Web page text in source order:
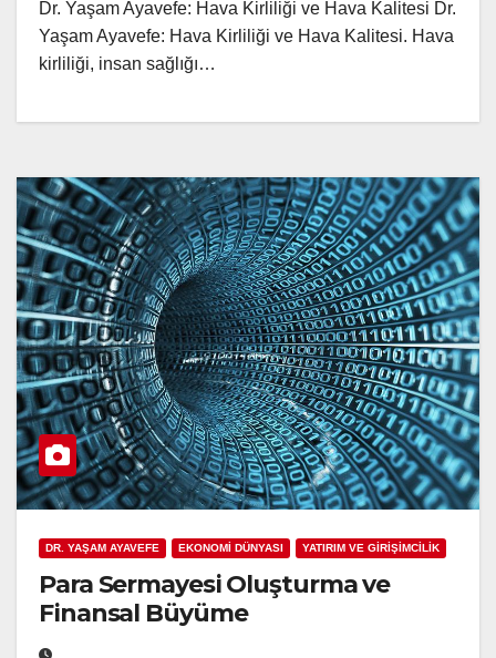
Dr. Yaşam Ayavefe: Hava Kirliliği ve Hava Kalitesi Dr.
Yaşam Ayavefe: Hava Kirliliği ve Hava Kalitesi. Hava
kirliliği, insan sağlığı…
DR. YAŞAM AYAVEFE EKONOMİ DÜNYASI YATIRIM VE GİRİŞİMCİLİK
Para Sermayesi Oluşturma ve
Finansal Büyüme